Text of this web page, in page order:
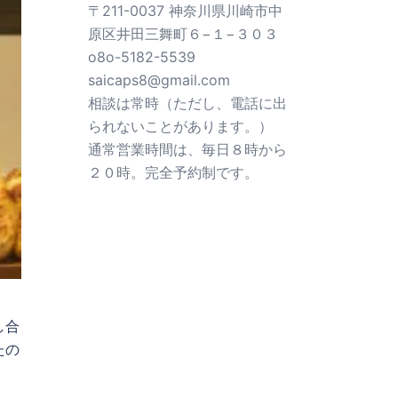
合
の
〒211-0037 神奈川県川崎市中
原区井田三舞町６−１−３０３
o8o-5182-5539
saicaps8@gmail.com
相談は常時（ただし、電話に出
られないことがあります。）
通常営業時間は、毎日８時から
２０時。完全予約制です。